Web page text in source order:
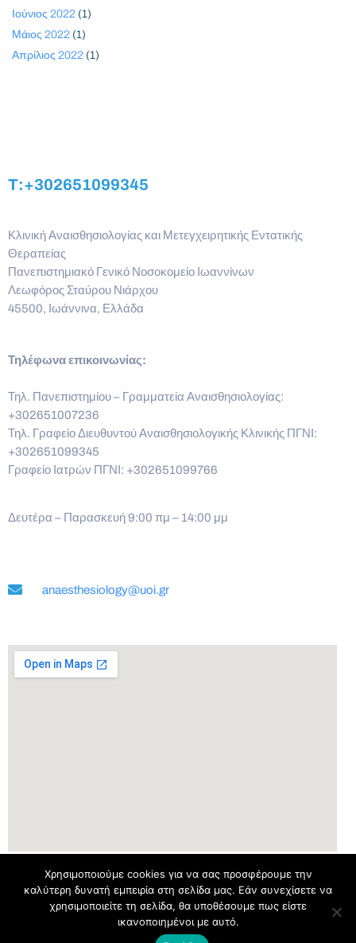
Ιούνιος 2022 (1)
Μάιος 2022 (1)
Απρίλιος 2022 (1)
T:+302651099345
Κλινική Αναισθησιολογίας και Μετεγχειρητικής Εντατικής
Θεραπείας
Πανεπιστημιακό Γενικό Νοσοκομείο Ιωαννίνων
Λεωφόρος Σταύρου Νιάρχου
45500, Ιωάννινα, Ελλάδα
Τηλέφωνα επικοινωνίας:
Τηλ. Πανεπιστημίου – Γραμματεία Αναισθησιολογίας:
+302651007236
Τηλ. Γραφείο Διευθυντού Αναισθησιολογικής Κλινικής ΠΓΝΙ:
+302651099345
Γραφείο Ιατρών ΠΓΝΙ: +302651099766
Δευτέρα – Παρασκευή 9:00 πμ – 14:00 μμ
anaesthesiology@uoi.gr
2022 Κλινική Αναισθησιολογίας και Μετεγχειρητικής Εντατικής Θεραπείας
Πανεπιστημίου Ιωαννίνων – Σχεδιασμός @
Χρησιμοποιούμε cookies για να σας προσφέρουμε την
καλύτερη δυνατή εμπειρία στη σελίδα μας. Εάν συνεχίσετε να
χρησιμοποιείτε τη σελίδα, θα υποθέσουμε πως είστε
ικανοποιημένοι με αυτό.